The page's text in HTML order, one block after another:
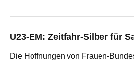
U23-EM: Zeitfahr-Silber für
Die Hoffnungen von Frauen-